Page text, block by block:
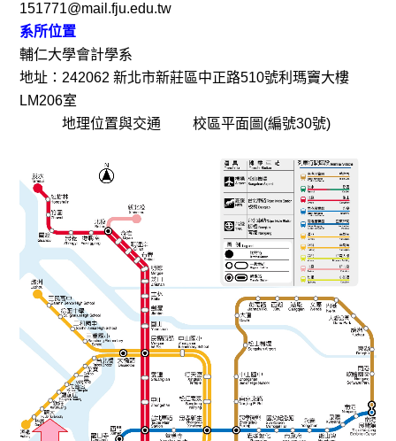
151771@mail.fju.edu.tw
系所位置
輔仁大學會計學系
地址：242062 新北市新莊區中正路510號利瑪竇大樓
LM206室
地理位置與交通
校區平面圖(編號30號)